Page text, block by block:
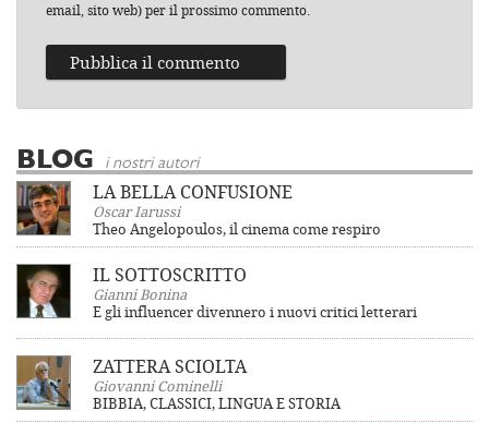
email, sito web) per il prossimo commento.
BLOG i nostri autori
LA BELLA CONFUSIONE
Oscar Iarussi
Theo Angelopoulos, il cinema come respiro
IL SOTTOSCRITTO
Gianni Bonina
E gli influencer divennero i nuovi critici letterari
ZATTERA SCIOLTA
Giovanni Cominelli
BIBBIA, CLASSICI, LINGUA E STORIA